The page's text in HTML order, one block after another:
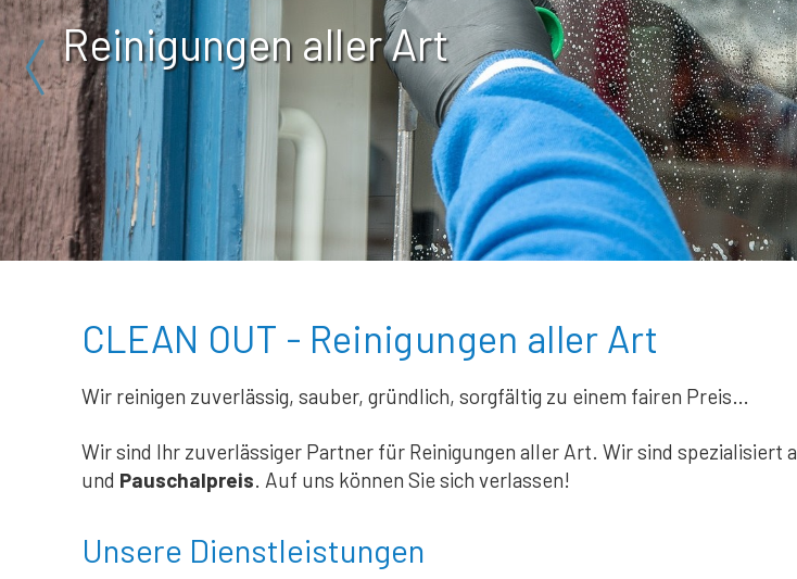
Reinigungen aller Art
CLEAN OUT - Reinigungen aller Art
Wir reinigen zuverlässig, sauber, gründlich, sorgfältig zu einem fairen Preis…
Wir sind Ihr zuverlässiger Partner für Reinigungen aller Art. Wir sind spezialisiert
und Pauschalpreis. Auf uns können Sie sich verlassen!
Unsere Dienstleistungen